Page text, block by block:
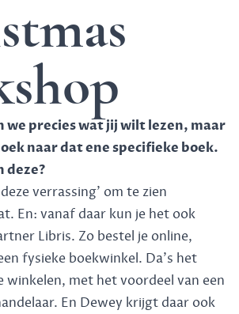
we precies wat jij wilt lezen, maar
naar dat ene specifieke boek.
deze?
verrassing' om te zien
En: vanaf daar kun je het ook
Libris. Zo bestel je online,
fysieke boekwinkel. Da's het
winkelen, met het voordeel van een
En Dewey krijgt daar ook